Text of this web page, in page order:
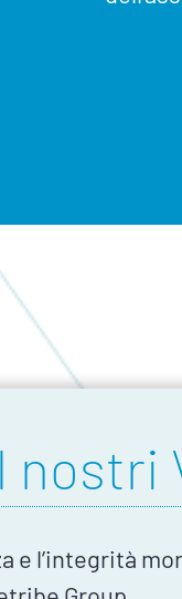
I nostri
e l’integrità